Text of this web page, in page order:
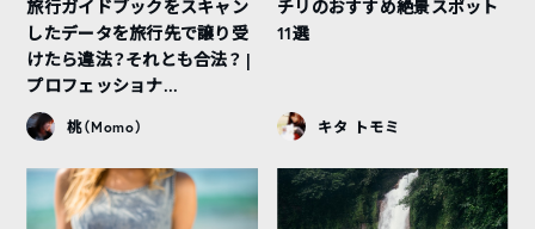
旅行ガイドブックをスキャン
したデータを旅行先で譲り受
けたら違法？それとも合法？ |
プロフェッショナ...
桃（Momo）
チリのおすすめ絶景スポット
11選
キタ トモミ